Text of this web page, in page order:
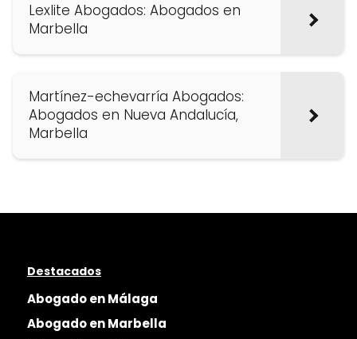
Lexlite Abogados: Abogados en
Marbella
Martínez-echevarría Abogados:
Abogados en Nueva Andalucía,
Marbella
Destacados
Abogado en Málaga
Abogado en Marbella